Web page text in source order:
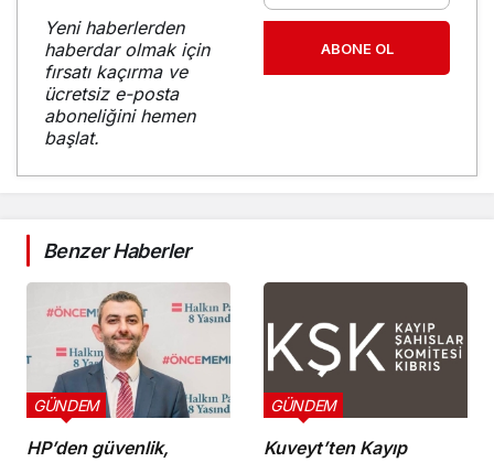
Yeni haberlerden
haberdar olmak için
fırsatı kaçırma ve
ücretsiz e-posta
aboneliğini hemen
başlat.
ABONE OL
Benzer Haberler
HP’den güvenlik,
GÜNDEM
Kuveyt’ten Kayıp
GÜNDEM